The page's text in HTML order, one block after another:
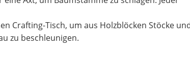
Crafting-Tisch, um aus Holzblöcken Stöcke
zu beschleunigen.